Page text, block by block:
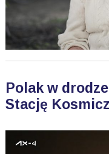
Polak w
Stację